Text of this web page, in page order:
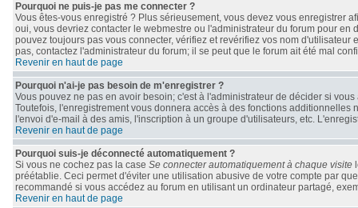
Pourquoi ne puis-je pas me connecter ?
Vous êtes-vous enregistré ? Plus sérieusement, vous devez vous enregistrer
oui, vous devriez contacter le webmestre ou l'administrateur du forum pour
pouvez toujours pas vous connecter, vérifiez et revérifiez vos nom
pas, contactez l'administrateur du forum; il se peut que le forum ait été mal
Revenir en haut de page
Pourquoi n'ai-je pas besoin de m'enregistrer ?
Vous pouvez ne pas en avoir besoin; c'est à l'administrateur de décider si
Toutefois, l'enregistrement vous donnera accès à des fonctions
l'envoi d'e-mail à des amis, l'inscription à un groupe d'utilisateurs, etc.
Revenir en haut de page
Pourquoi suis-je déconnecté automatiquement ?
Si vous ne cochez pas la case Se connecter automatiquement à chaque visite
préétablie. Ceci permet d'éviter une utilisation abusive de votre compte par
recommandé si vous accédez au forum en utilisant un ordinateur partagé,
Revenir en haut de page